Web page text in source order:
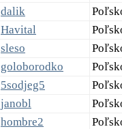
dalik
Havital
sleso
goloborodko
5sodjeg5
janobl
hombre2